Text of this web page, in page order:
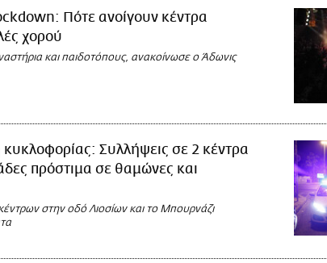
Πότε ανοίγουν κέντρα
χορού
και παιδοτόπους, ανακοίνωσε ο Άδωνις
Συλλήψεις σε 2 κέντρα
πρόστιμα σε θαμώνες και
στην οδό Λιοσίων και το Μπουρνάζι